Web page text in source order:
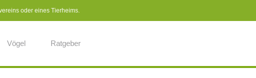
oder eines Tierheims.
Vögel Ratgeber